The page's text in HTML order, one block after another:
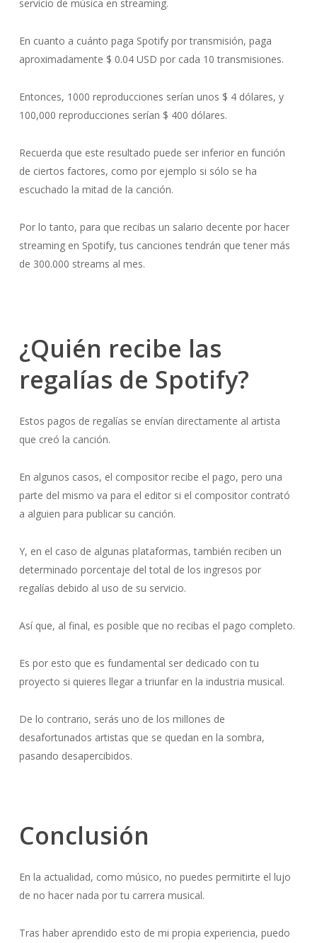
servicio de música en streaming.
En cuanto a cuánto paga Spotify por transmisión, paga
aproximadamente $ 0.04 USD por cada 10 transmisiones.
Entonces, 1000 reproducciones serían unos $ 4 dólares, y
100,000 reproducciones serían $ 400 dólares.
Recuerda que este resultado puede ser inferior en función
de ciertos factores, como por ejemplo si sólo se ha
escuchado la mitad de la canción.
Por lo tanto, para que recibas un salario decente por hacer
streaming en Spotify, tus canciones tendrán que tener más
de 300.000 streams al mes.
¿Quién recibe las
regalías de Spotify?
Estos pagos de regalías se envían directamente al artista
que creó la canción.
En algunos casos, el compositor recibe el pago, pero una
parte del mismo va para el editor si el compositor contrató
a alguien para publicar su canción.
Y, en el caso de algunas plataformas, también reciben un
determinado porcentaje del total de los ingresos por
regalías debido al uso de su servicio.
Así que, al final, es posible que no recibas el pago completo.
Es por esto que es fundamental ser dedicado con tu
proyecto si quieres llegar a triunfar en la industria musical.
De lo contrario, serás uno de los millones de
desafortunados artistas que se quedan en la sombra,
pasando desapercibidos.
Conclusión
En la actualidad, como músico, no puedes permitirte el lujo
de no hacer nada por tu carrera musical.
Tras haber aprendido esto de mi propia experiencia, puedo